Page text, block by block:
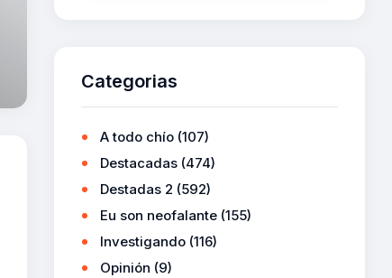
Categorias
A todo chío (107)
Destacadas (474)
Destadas 2 (592)
Eu son neofalante (155)
Investigando (116)
Opinión (9)